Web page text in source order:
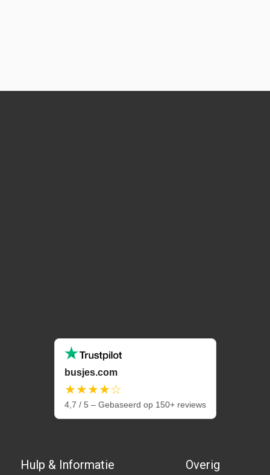
busjes.com
★★★★☆
4,7 / 5 – Gebaseerd op 150+ reviews
Hulp & Informatie Overig